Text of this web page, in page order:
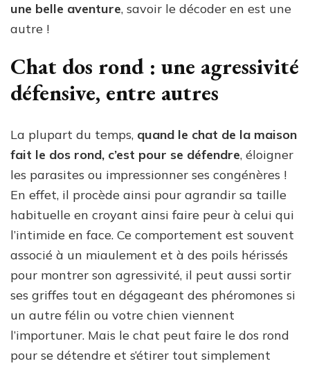
une belle aventure, savoir le décoder en est une
autre !
Chat dos rond : une agressivité
défensive, entre autres
La plupart du temps, quand le chat de la maison
fait le dos rond, c’est pour se défendre, éloigner
les parasites ou impressionner ses congénères !
En effet, il procède ainsi pour agrandir sa taille
habituelle en croyant ainsi faire peur à celui qui
l’intimide en face. Ce comportement est souvent
associé à un miaulement et à des poils hérissés
pour montrer son agressivité, il peut aussi sortir
ses griffes tout en dégageant des phéromones si
un autre félin ou votre chien viennent
l’importuner. Mais le chat peut faire le dos rond
pour se détendre et s’étirer tout simplement